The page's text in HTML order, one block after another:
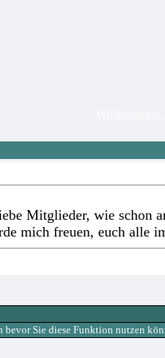
Mitglieder, wie schon
mich freuen, euch alle
bevor Sie diese Funktion nutzen